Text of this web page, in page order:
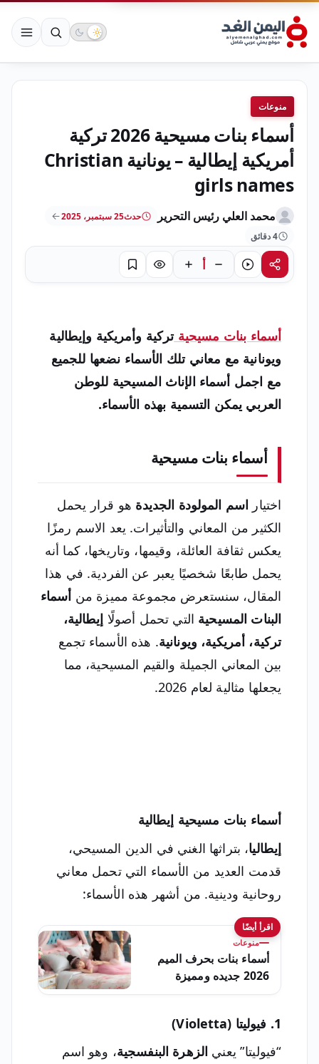
منوعات
أسماء بنات مسيحية 2026 تركية
أمريكية إيطالية – يونانية Christian
girls names
محمد العلي رئيس التحرير حدث25 سبتمبر، 2025
4 دقائق
مشاركةاستماع أ تركيز حفظ
أسماء بنات مسيحية تركية وأمريكية وإيطالية
ويونانية مع معاني تلك الأسماء نضعها للجميع
مع اجمل أسماء الإناث المسيحية للوطن
العربي يمكن التسمية بهذه الأسماء.
أسماء بنات مسيحية
اختيار اسم المولودة الجديدة هو قرار يحمل
الكثير من المعاني والتأثيرات. يعد الاسم رمزًا
يعكس ثقافة العائلة، وقيمها، وتاريخها، كما أنه
يحمل طابعًا شخصيًا يعبر عن الفردية. في هذا
المقال، سنستعرض مجموعة مميزة من أسماء
البنات المسيحية التي تحمل أصولًا إيطالية،
تركية، أمريكية، ويونانية. هذه الأسماء تجمع
بين المعاني الجميلة والقيم المسيحية، مما
يجعلها مثالية لعام 2026.
أسماء بنات مسيحية إيطالية
إيطاليا، بتراثها الغني في الدين المسيحي،
قدمت العديد من الأسماء التي تحمل معاني
روحانية ودينية. من أشهر هذه الأسماء:
اقرأ أيضًا
منوعات
أسماء بنات بحرف الميم
2026 جديده ومميزة
1. فيوليتا (Violetta)
“فيوليتا” يعني الزهرة البنفسجية، وهو اسم